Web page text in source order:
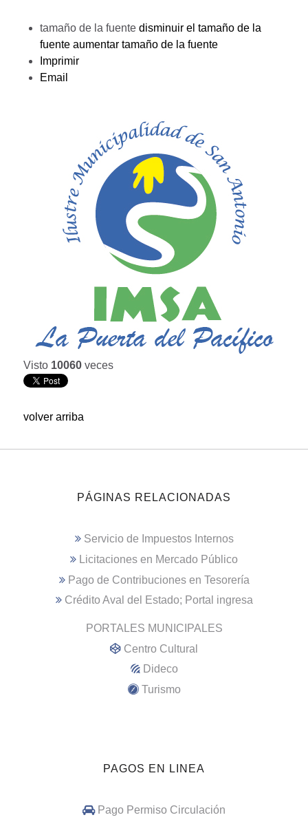
tamaño de la fuente disminuir el tamaño de la
fuente aumentar tamaño de la fuente
Imprimir
Email
Visto 10060 veces
volver arriba
PÁGINAS RELACIONADAS
Servicio de Impuestos Internos
Licitaciones en Mercado Público
Pago de Contribuciones en Tesorería
Crédito Aval del Estado; Portal ingresa
PORTALES MUNICIPALES
Centro Cultural
Dideco
Turismo
PAGOS EN LINEA
Pago Permiso Circulación